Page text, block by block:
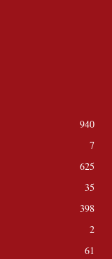
940
7
625
35
398
2
61